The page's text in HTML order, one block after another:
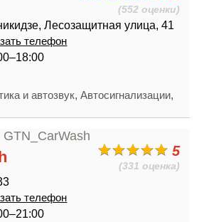
(552 оценки)
Лесозащитная улица, 41
телефон
и автозвук,Автосигнализации,
5
(331 оценка)
телефон